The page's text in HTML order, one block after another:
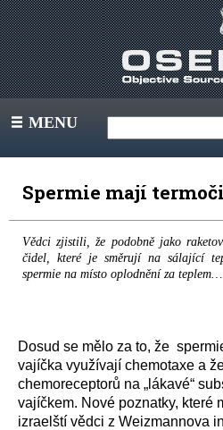
III MENU
Spermie mají
Vědci zjistili, že podobně jako
čidel, které je směrují na sálající
spermie na místo oplodnění za teplem…
Dosud se mělo za to, že
vajíčka využívají chemotaxe a
chemoreceptorů na „lákavé“
vajíčkem. Nové poznatky, které
izraelští vědci z Weizmannova